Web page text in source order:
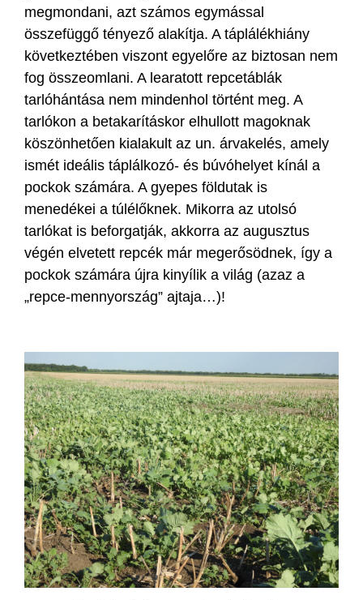
megmondani, azt számos egymással
összefüggő tényező alakítja. A táplálékhiány
következtében viszont egyelőre az biztosan nem
fog összeomlani. A learatott repcetáblák
tarlóhántása nem mindenhol történt meg. A
tarlókon a betakarításkor elhullott magoknak
köszönhetően kialakult az un. árvakelés, amely
ismét ideális táplálkozó- és búvóhelyet kínál a
pockok számára. A gyepes földutak is
menedékei a túlélőknek. Mikorra az utolsó
tarlókat is beforgatják, akkorra az augusztus
végén elvetett repcék már megerősödnek, így a
pockok számára újra kinyílik a világ (azaz a
„repce-mennyország” ajtaja…)!